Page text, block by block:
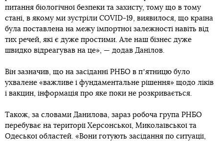
питання біологічної безпеки та захисту, тому що в тому
стані, в якому ми зустріли COVID-19, виявилося, що країна
була поставлена на межу імпортної залежності навіть від
тих речей, які є дуже простими. Але наш бізнес дуже
швидко відреагував на це», — додав Данілов.
Він зазначив, що на засіданні РНБО в пʼятницю було
ухвалене «важливе і фундаментальне рішення» щодо ліків
і вакцин, інформація про яке поки не розкривається.
Також, за словами Данилова, зараз робоча група РНБО
перебуває на території Херсонської, Миколаївської та
Одеської областей. «Вони готують засідання по ситуації,